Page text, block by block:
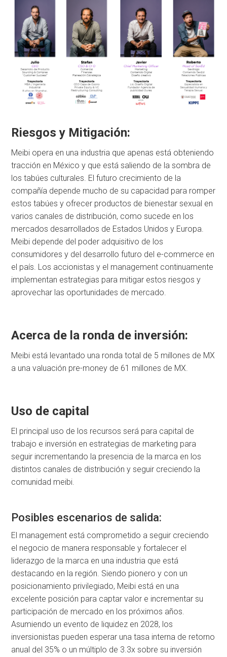
Riesgos y Mitigación:
Meibi opera en una industria que apenas está obteniendo
tracción en México y que está saliendo de la sombra de
los tabúes culturales. El futuro crecimiento de la
compañía depende mucho de su capacidad para romper
estos tabúes y ofrecer productos de bienestar sexual en
varios canales de distribución, como sucede en los
mercados desarrollados de Estados Unidos y Europa.
Meibi depende del poder adquisitivo de los
consumidores y del desarrollo futuro del e-commerce en
el país. Los accionistas y el management continuamente
implementan estrategias para mitigar estos riesgos y
aprovechar las oportunidades de mercado.
Acerca de la ronda de inversión:
Meibi está levantado una ronda total de 5 millones de MX
a una valuación pre-money de 61 millones de MX.
Uso de capital
El principal uso de los recursos será para capital de
trabajo e inversión en estrategias de marketing para
seguir incrementando la presencia de la marca en los
distintos canales de distribución y seguir creciendo la
comunidad meibi.
Posibles escenarios de salida:
El management está comprometido a seguir creciendo
el negocio de manera responsable y fortalecer el
liderazgo de la marca en una industria que está
destacando en la región. Siendo pionero y con un
posicionamiento privilegiado, Meibi está en una
excelente posición para captar valor e incrementar su
participación de mercado en los próximos años.
Asumiendo un evento de liquidez en 2028, los
inversionistas pueden esperar una tasa interna de retorno
anual del 35% o un múltiplo de 3.3x sobre su inversión